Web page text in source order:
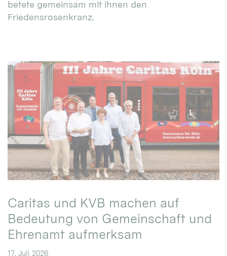
betete gemeinsam mit ihnen den
Friedensrosenkranz.
Caritas und KVB machen auf
Bedeutung von Gemeinschaft und
Ehrenamt aufmerksam
17. Juli 2026